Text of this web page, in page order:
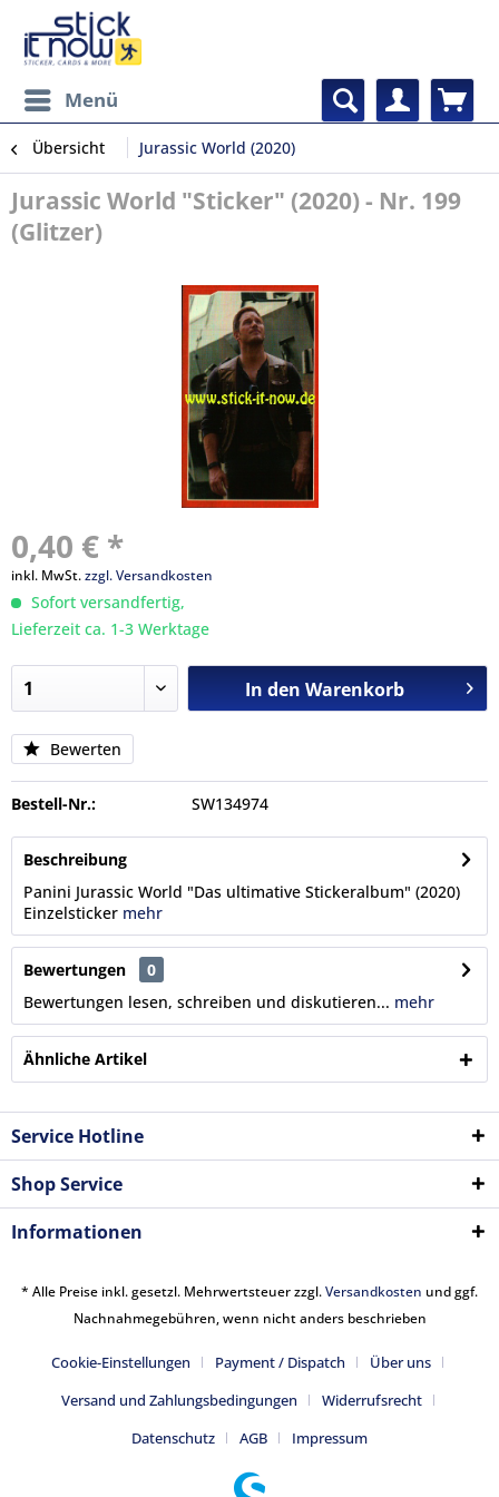
Menü
Übersicht Jurassic World (2020)
Jurassic World "Sticker" (2020) - Nr. 199
(Glitzer)
0,40 € *
inkl. MwSt.zzgl. Versandkosten
Sofort versandfertig,
Lieferzeit ca. 1-3 Werktage
In den Warenkorb
Bewerten
Bestell-Nr.: SW134974
Beschreibung
Panini Jurassic World "Das ultimative Stickeralbum" (2020)
Einzelsticker mehr
Bewertungen
0
Bewertungen lesen, schreiben und diskutieren... mehr
Ähnliche Artikel
Service Hotline
Shop Service
Informationen
* Alle Preise inkl. gesetzl. Mehrwertsteuer zzgl.Versandkosten und ggf.
Nachnahmegebühren, wenn nicht anders beschrieben
Cookie-Einstellungen Payment / Dispatch
Über uns
Versand und Zahlungsbedingungen
Widerrufsrecht
Datenschutz
AGB Impressum